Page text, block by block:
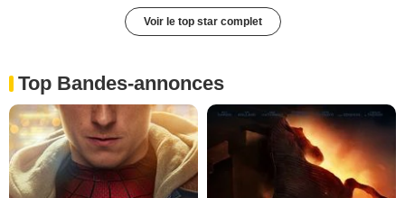
Voir le top star complet
Top Bandes-annonces